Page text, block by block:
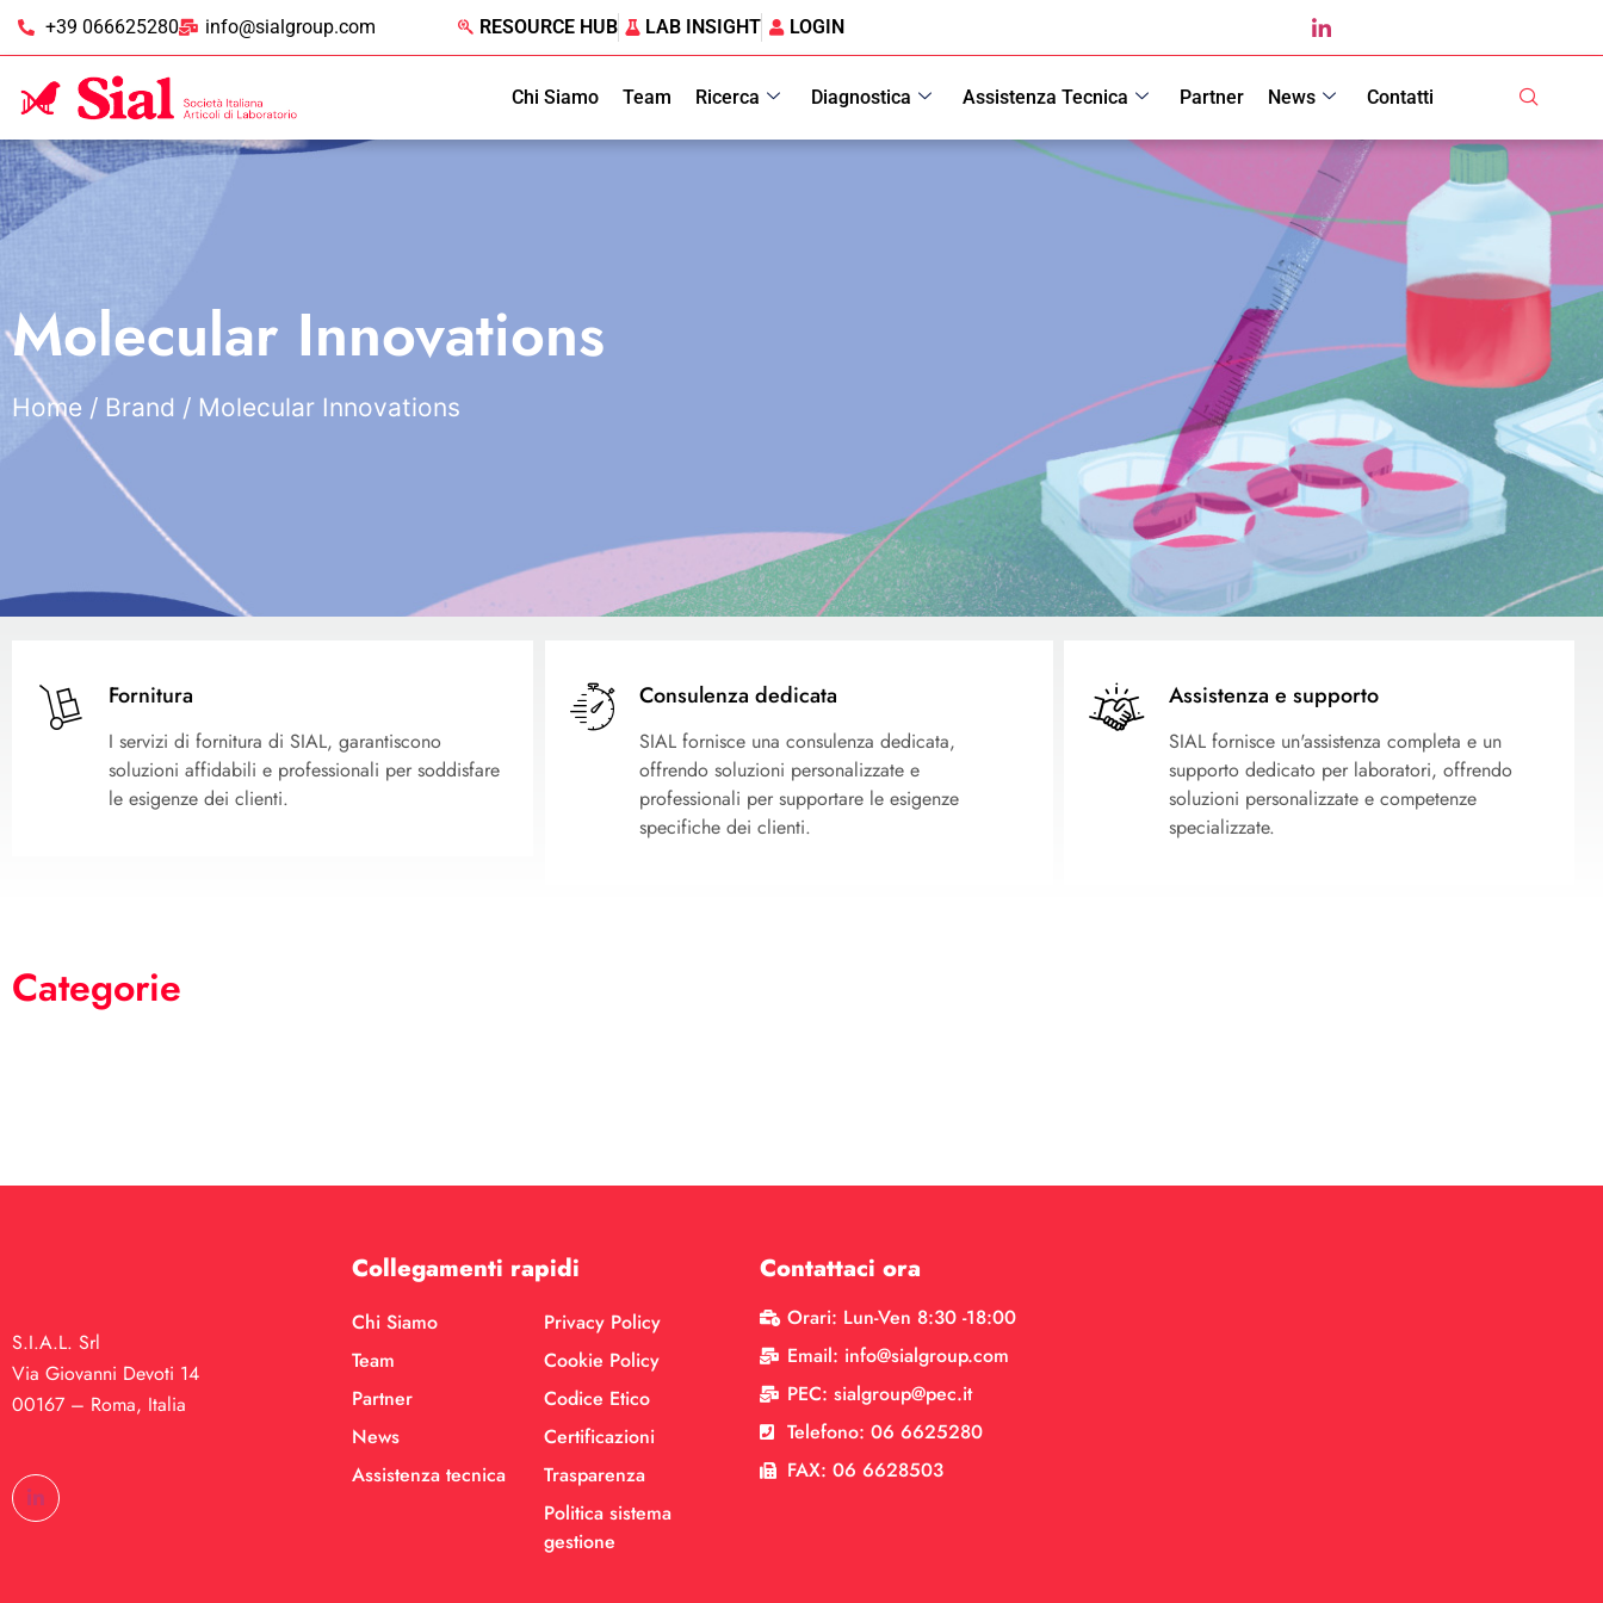
+39 066625280 info@sialgroup.com RESOURCE HUB LAB INSIGHT LOGIN
Chi Siamo Team Ricerca Diagnostica Assistenza Tecnica Partner News Contatti
Molecular Innovations
Home / Brand / Molecular Innovations
Fornitura
I servizi di fornitura di SIAL, garantiscono
soluzioni affidabili e professionali per soddisfare
le esigenze dei clienti.
Consulenza dedicata
SIAL fornisce una consulenza dedicata,
offrendo soluzioni personalizzate e
professionali per supportare le esigenze
specifiche dei clienti.
Assistenza e supporto
SIAL fornisce un'assistenza completa e un
supporto dedicato per laboratori, offrendo
soluzioni personalizzate e competenze
specializzate.
Categorie
S.I.A.L. Srl
Via Giovanni Devoti 14
00167 – Roma, Italia
Collegamenti rapidi
Chi Siamo
Team
Partner
News
Assistenza tecnica
Privacy Policy
Cookie Policy
Codice Etico
Certificazioni
Trasparenza
Politica sistema
gestione
Contattaci ora
Orari: Lun-Ven 8:30 -18:00
Email: info@sialgroup.com
PEC: sialgroup@pec.it
Telefono: 06 6625280
FAX: 06 6628503